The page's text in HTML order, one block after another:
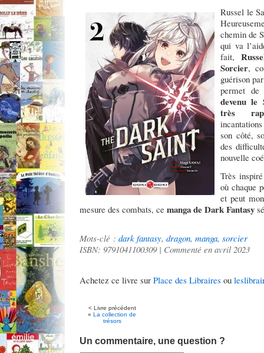
Russel le
chemin de
qui va
fait,
Sorcier,
guérison
permet
devenu le
très
son côté,
des
nouvelle
Très
où chaque
et peut
mesure des combats, ce manga de Dark Fantasy
Mots-clé : dark fantasy, dragon, manga, sorcier
ISBN: 9791041100309 | Commenté en avril 2023
Achetez ce livre sur Place des Libraires ou
< Livre précédent
« La collection de
trésors
Un commentaire, une question ?